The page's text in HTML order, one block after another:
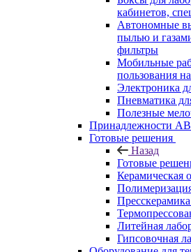
кабинетов,
Автономные
пылью и
фильтры
Мобильные
пользования
Электроника
Пневматика
Полезные
Принадлежности
Готовые решения
Назад
Готовые
Керамическая
Литейная
Гипсовочная